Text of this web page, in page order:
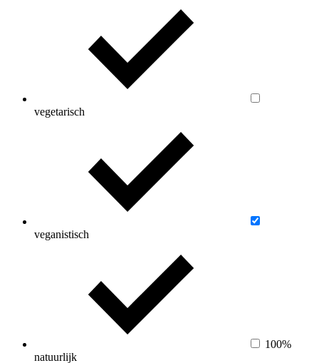
vegetarisch
veganistisch
100%
natuurlijk